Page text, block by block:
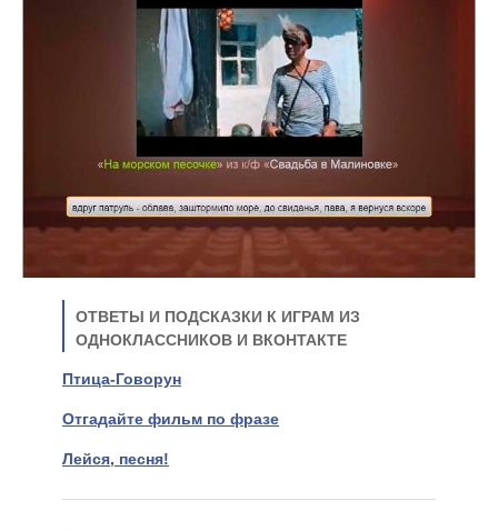
ОТВЕТЫ И ПОДСКАЗКИ К ИГРАМ ИЗ
ОДНОКЛАССНИКОВ И ВКОНТАКТЕ
Птица-Говорун
Отгадайте фильм по фразе
Лейся, песня!